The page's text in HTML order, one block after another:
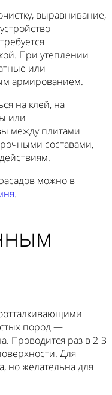
выравнивание,
При утеплении
или
армированием.
на клей, на
или
между плитами
составами,
можно в
.
пород —
Проводится раз в 2-3
Для
но желательна для